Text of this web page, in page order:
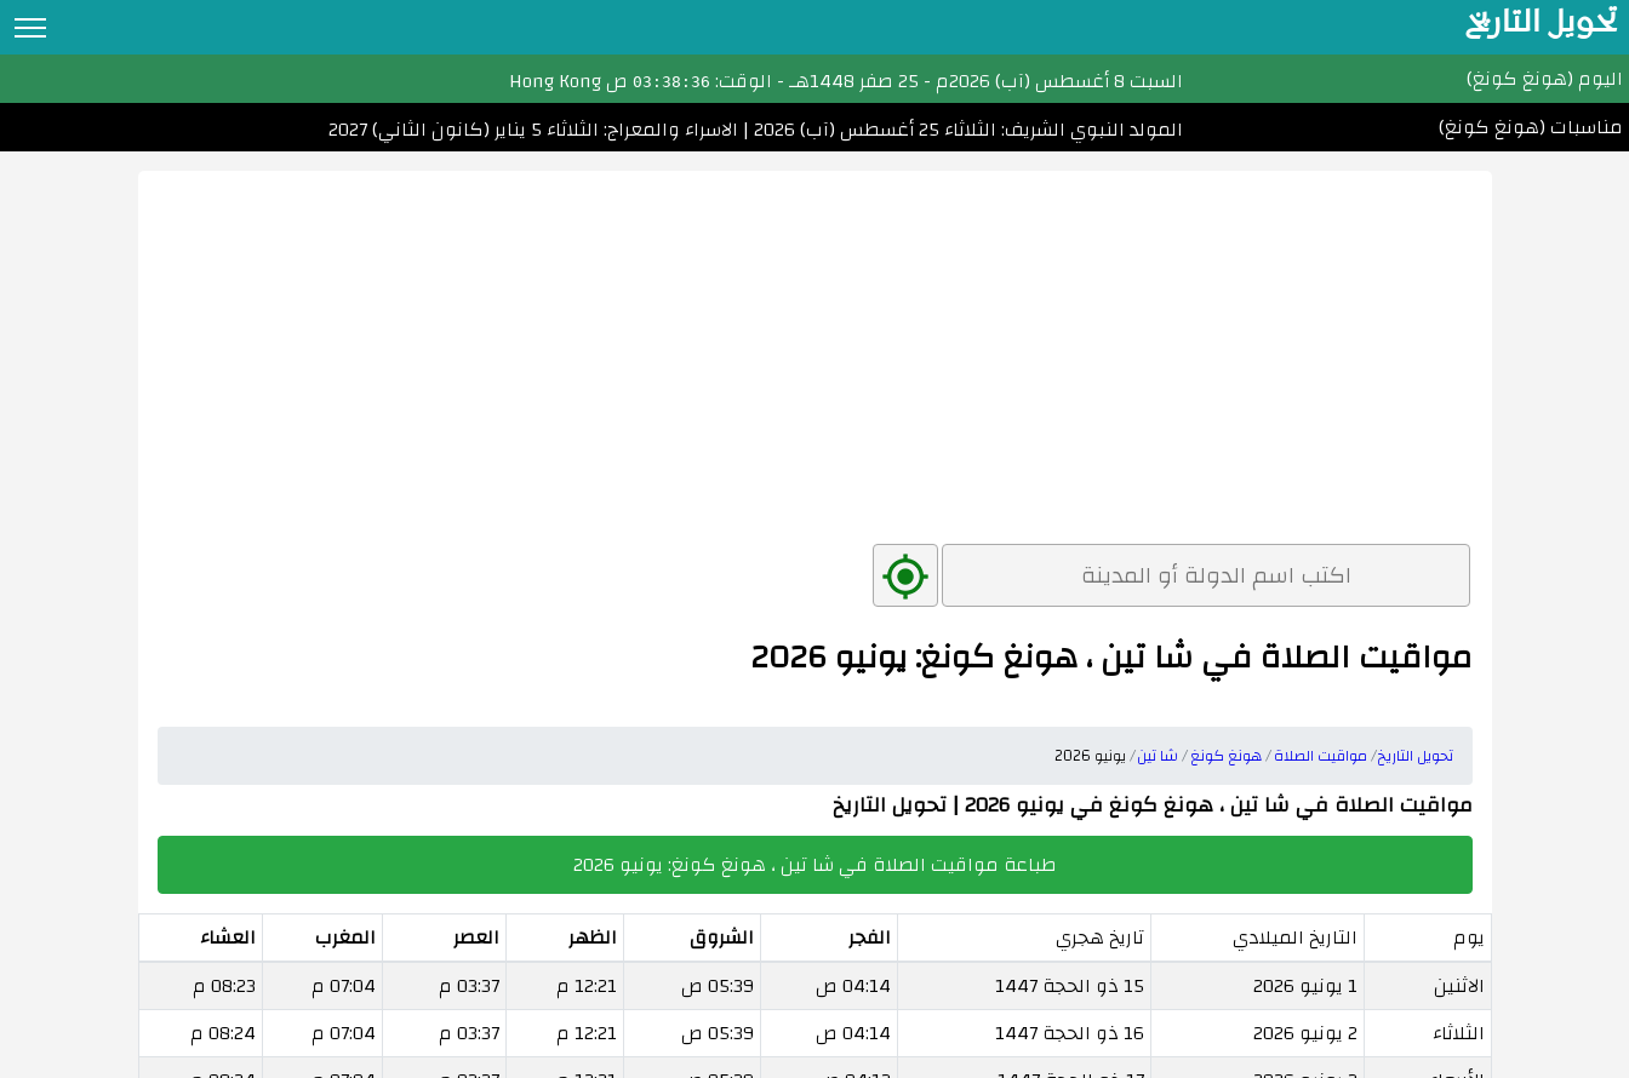
تحويل التاريخ
تحويل التاريخ
التقويم الهجري
اليوم (هونغ كونغ) السبت 8 أغسطس (آب) 2026م - 25 صفر 1448هـ - الوقت: 03:38:36ص Hong Kong
مناسبات (هونغ كونغ)
المولد النبوي الشريف: الثلاثاء 25 أغسطس (آب) 2026 | الاسراء والمعراج: الثلاثاء 5 يناير (كانون الثاني) 2027
مواقيت الصلاة في شا تين ، هونغ كونغ: يونيو 2026
تحويل التاريخ مواقيت الصلاة هونغ كونغ شا تين يونيو 2026
مواقيت الصلاة في شا تين ، هونغ كونغ في يونيو 2026 | تحويل التاريخ
طباعة مواقيت الصلاة في شا تين ، هونغ كونغ: يونيو 2026
يوم
التاريخ الميلادي تاريخ هجري الفجر الشروق الظهر العصر المغرب
العشاء
الاثنين
1 يونيو 2026 15 ذو الحجة 1447 04:14 ص 05:39 ص 12:21 م 03:37 م 07:04 م
08:23 م
الثلاثاء
2 يونيو 2026 16 ذو الحجة 1447 04:14 ص 05:39 ص 12:21 م 03:37 م 07:04 م
08:24 م